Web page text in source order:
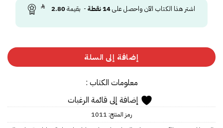
اشتر هذا الكتاب الآن واحصل على14نقطة- بقيمة2.80
إضافة إلى السلة
معلومات الكتاب :
إضافة إلى قائمة الرغبات
رمز المنتج: 1011